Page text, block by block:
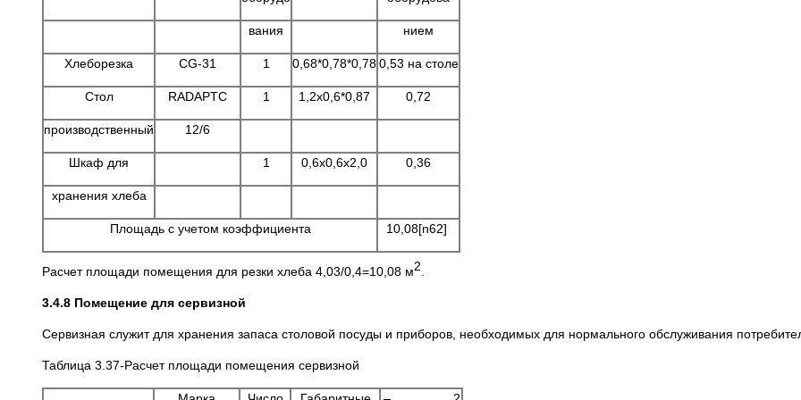
вания нием
Хлеборезка CG-31 1 0,68*0,78*0,780,53 на столе
Стол RADAPTC 1 1,2x0,6*0,87 0,72
производственный 12/6
Шкаф для 1 0,6x0,6x2,0 0,36
хранения хлеба
Площадь с учетом коэффициента 10,08[n62]
Расчет площади помещения для резки хлеба 4,03/0,4=10,08 м2
3.4.8 Помещение для сервизной
Сервизная служит для хранения запаса столовой посуды и приборов, необходимых для нормального обслуживания
Таблица 3.37-Расчет площади помещения сервизной